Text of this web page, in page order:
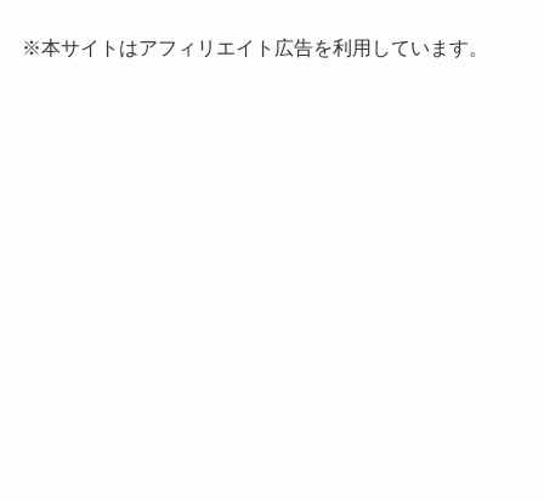
※本サイトはアフィリエイト広告を利用しています。